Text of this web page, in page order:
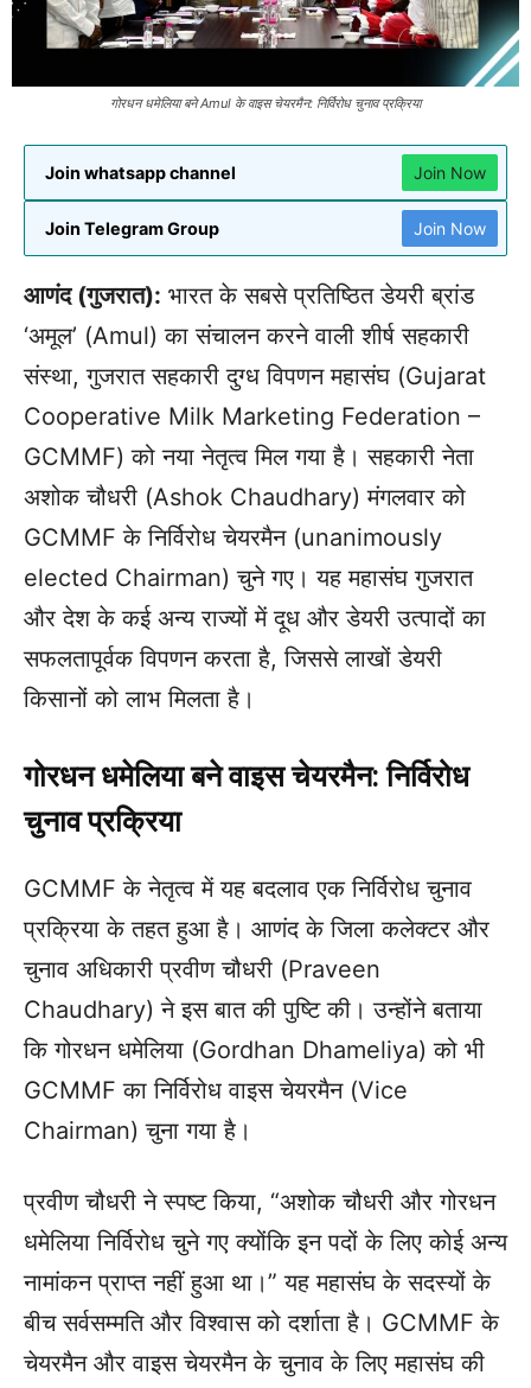
गोरधन धमेलिया बने Amul के वाइस चेयरमैन: निर्विरोध चुनाव प्रक्रिया
Join whatsapp channel Join Now
Join Telegram Group Join Now
आणंद (गुजरात): भारत के सबसे प्रतिष्ठित डेयरी ब्रांड
‘अमूल’ (Amul) का संचालन करने वाली शीर्ष सहकारी
संस्था, गुजरात सहकारी दुग्ध विपणन महासंघ (Gujarat
Cooperative Milk Marketing Federation –
GCMMF) को नया नेतृत्व मिल गया है। सहकारी नेता
अशोक चौधरी (Ashok Chaudhary) मंगलवार को
GCMMF के निर्विरोध चेयरमैन (unanimously
elected Chairman) चुने गए। यह महासंघ गुजरात
और देश के कई अन्य राज्यों में दूध और डेयरी उत्पादों का
सफलतापूर्वक विपणन करता है, जिससे लाखों डेयरी
किसानों को लाभ मिलता है।
गोरधन धमेलिया बने वाइस चेयरमैन: निर्विरोध
चुनाव प्रक्रिया
GCMMF के नेतृत्व में यह बदलाव एक निर्विरोध चुनाव
प्रक्रिया के तहत हुआ है। आणंद के जिला कलेक्टर और
चुनाव अधिकारी प्रवीण चौधरी (Praveen
Chaudhary) ने इस बात की पुष्टि की। उन्होंने बताया
कि गोरधन धमेलिया (Gordhan Dhameliya) को भी
GCMMF का निर्विरोध वाइस चेयरमैन (Vice
Chairman) चुना गया है।
प्रवीण चौधरी ने स्पष्ट किया, “अशोक चौधरी और गोरधन
धमेलिया निर्विरोध चुने गए क्योंकि इन पदों के लिए कोई अन्य
नामांकन प्राप्त नहीं हुआ था।” यह महासंघ के सदस्यों के
बीच सर्वसम्मति और विश्वास को दर्शाता है। GCMMF के
चेयरमैन और वाइस चेयरमैन के चुनाव के लिए महासंघ की